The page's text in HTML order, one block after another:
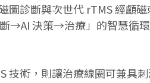
圖診斷與次世代 rTMS 經顱
→AI 決策→治療」的智慧循
技術，則讓治療線圈可兼具